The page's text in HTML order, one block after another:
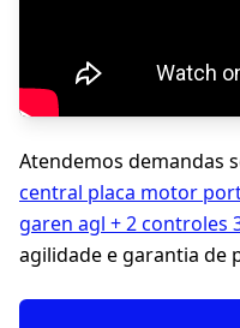
Atendemos demandas
central placa motor
garen agl + 2 controles
agilidade e garantia de